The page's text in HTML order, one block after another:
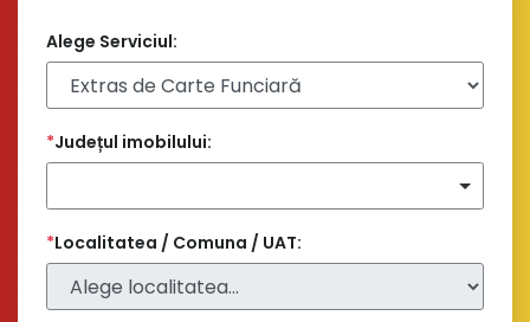
Alege Serviciul:
*Județul imobilului:
*Localitatea / Comuna / UAT: